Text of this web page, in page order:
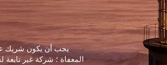
يجب أن يكون شريك
المعفاة ؛ شركة غير